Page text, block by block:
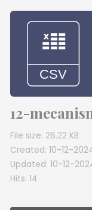
12-
File size: 26.22 KB
Created: 10-12-
Updated: 10-12-
Hits: 14